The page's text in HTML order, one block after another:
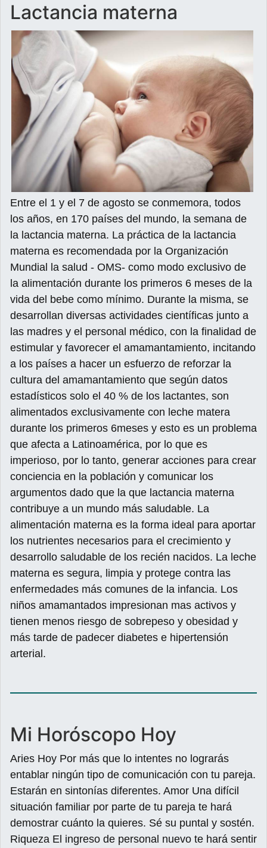
Lactancia materna
Entre el 1 y el 7 de agosto se conmemora, todos
los años, en 170 países del mundo, la semana de
la lactancia materna. La práctica de la lactancia
materna es recomendada por la Organización
Mundial la salud - OMS- como modo exclusivo de
la alimentación durante los primeros 6 meses de la
vida del bebe como mínimo. Durante la misma, se
desarrollan diversas actividades científicas junto a
las madres y el personal médico, con la finalidad de
estimular y favorecer el amamantamiento, incitando
a los países a hacer un esfuerzo de reforzar la
cultura del amamantamiento que según datos
estadísticos solo el 40 % de los lactantes, son
alimentados exclusivamente con leche matera
durante los primeros 6meses y esto es un problema
que afecta a Latinoamérica, por lo que es
imperioso, por lo tanto, generar acciones para crear
conciencia en la población y comunicar los
argumentos dado que la que lactancia materna
contribuye a un mundo más saludable. La
alimentación materna es la forma ideal para aportar
los nutrientes necesarios para el crecimiento y
desarrollo saludable de los recién nacidos. La leche
materna es segura, limpia y protege contra las
enfermedades más comunes de la infancia. Los
niños amamantados impresionan mas activos y
tienen menos riesgo de sobrepeso y obesidad y
más tarde de padecer diabetes e hipertensión
arterial.
Mi Horóscopo Hoy
Aries Hoy Por más que lo intentes no lograrás
entablar ningún tipo de comunicación con tu pareja.
Estarán en sintonías diferentes. Amor Una difícil
situación familiar por parte de tu pareja te hará
demostrar cuánto la quieres. Sé su puntal y sostén.
Riqueza El ingreso de personal nuevo te hará sentir